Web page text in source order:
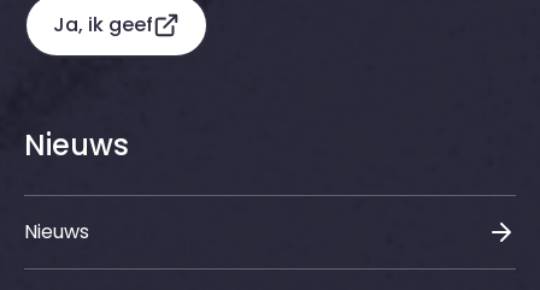
Ja, ik geef
Nieuws
Nieuws